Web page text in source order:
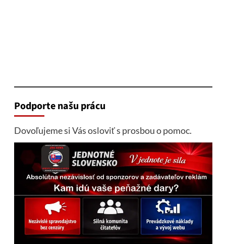
Podporte našu prácu
Dovoľujeme si Vás osloviť s prosbou o pomoc.